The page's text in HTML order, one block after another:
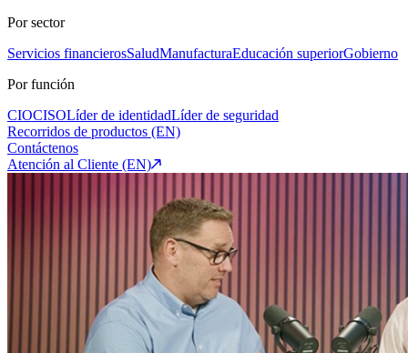
Por sector
Servicios financierosSaludManufacturaEducación superiorGobierno
Por función
CIOCISOLíder de identidadLíder de seguridad
Recorridos de productos (EN)
Contáctenos
Atención al Cliente (EN)